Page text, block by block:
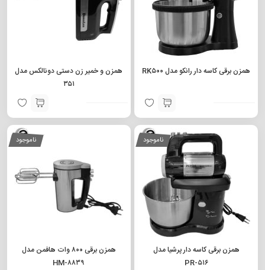
همزن برقی کاسه دار رانکو مدل RK۵۰۰
همزن و خمیر زن دستی دونالکس مدل
۳۵۱
ناموجود
همزن برقی کاسه دار پرشیا مدل
PR-۵۱۶
ناموجود
همزن برقی ۸۰۰ وات هافمن مدل
HM-۸۸۳۹